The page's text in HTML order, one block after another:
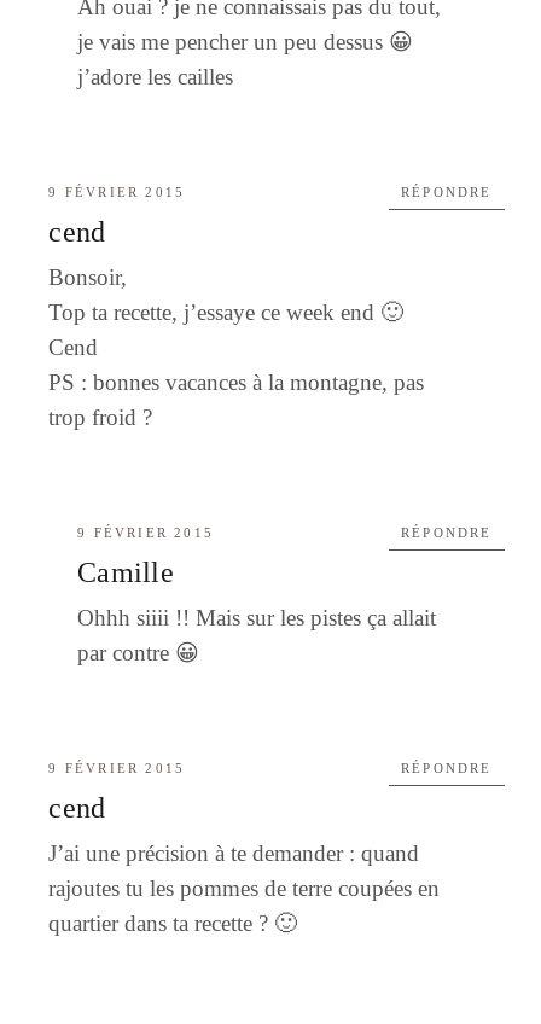
Ah ouai ? je ne connaissais pas du tout,
je vais me pencher un peu dessus 😀
j’adore les cailles
9 FÉVRIER 2015
cend
Bonsoir,
Top ta recette, j’essaye ce week end 🙂
Cend
PS : bonnes vacances à la montagne, pas
trop froid ?
RÉPONDRE
9 FÉVRIER 2015
Camille
Ohhh siiii !! Mais sur les pistes ça allait
par contre 😀
RÉPONDRE
9 FÉVRIER 2015
cend
J’ai une précision à te demander : quand
rajoutes tu les pommes de terre coupées en
quartier dans ta recette ? 🙂
RÉPONDRE